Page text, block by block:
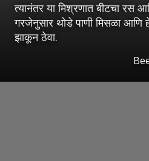
त्यानंतर या मिश्रणात बीटचा रस
गरजेनुसार थोडे पाणी मिसळा आणि
झाकून ठेवा.